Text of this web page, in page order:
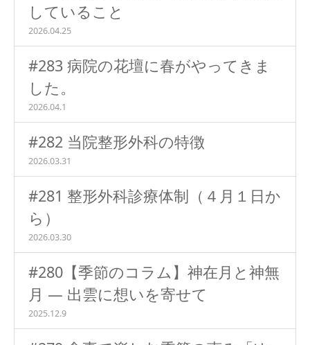
していること
2026.04.25
#283 病院の花壇に春がやってきま
した。
2026.04.1
#282 当院整形外科の特徴
2026.03.31
#281 整形外科診療体制（４月１日か
ら）
2026.03.30
#280【季節のコラム】神在月と神無
月 ― 出雲に想いを寄せて
2025.12.9